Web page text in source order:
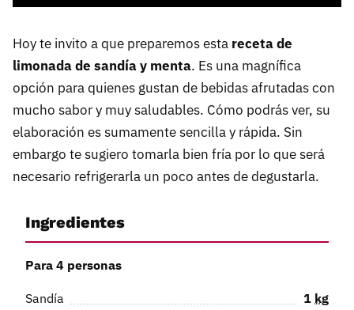
Hoy te invito a que preparemos esta receta de
limonada de sandía y menta. Es una magnífica
opción para quienes gustan de bebidas afrutadas con
mucho sabor y muy saludables. Cómo podrás ver, su
elaboración es sumamente sencilla y rápida. Sin
embargo te sugiero tomarla bien fría por lo que será
necesario refrigerarla un poco antes de degustarla.
Ingredientes
Para 4 personas
Sandía 1 kg